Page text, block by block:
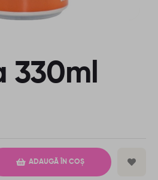
330ml
ADAUGĂ ÎN COȘ